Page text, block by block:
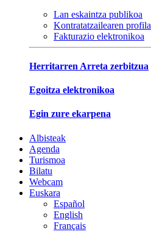
Lan eskaintza publikoa
Kontratatzailearen profila
Fakturazio elektronikoa
Herritarren Arreta zerbitzua
Egoitza elektronikoa
Egin zure ekarpena
Albisteak
Agenda
Turismoa
Bilatu
Webcam
Euskara
Español
English
Français